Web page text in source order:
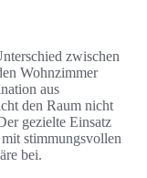
zwischen
Wohnzimmer
aus
den Raum nicht
gezielte Einsatz
stimmungsvollen
bei.